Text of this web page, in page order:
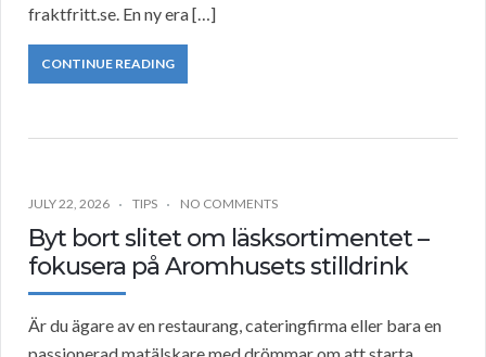
fraktfritt.se. En ny era […]
CONTINUE READING
JULY 22, 2026 TIPS NO COMMENTS
Byt bort slitet om läsksortimentet –
fokusera på Aromhusets stilldrink
Är du ägare av en restaurang, cateringfirma eller bara en